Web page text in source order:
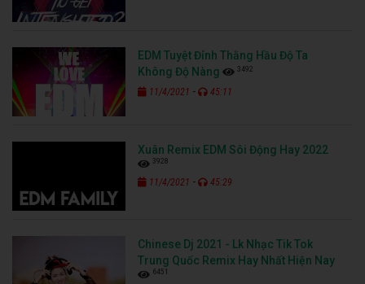
EDM Tuyệt Đỉnh Thằng Hầu Độ Ta
Không Độ Nàng
3492
11/4/2021 - 45:11
Xuân Remix EDM Sôi Động Hay 2022
3928
11/4/2021 - 45:29
Chinese Dj 2021 - Lk Nhạc Tik Tok
Trung Quốc Remix Hay Nhất Hiện Nay
6451